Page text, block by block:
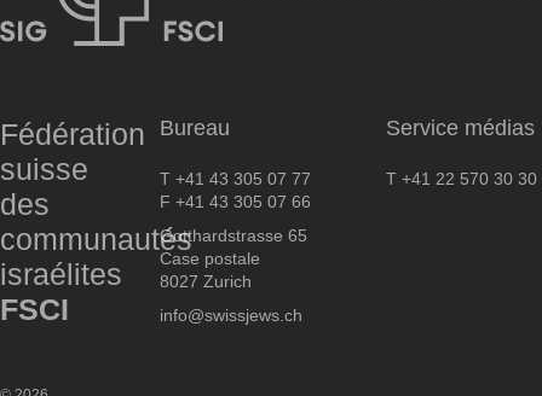
Fédération
suisse
des
communautés
israélites
FSCI
Bureau
T +41 43 305 07 77
F +41 43 305 07 66
Gotthardstrasse 65
Case postale
8027 Zurich
info@swissjews.ch
Service médias
T +41 22 570 30 30